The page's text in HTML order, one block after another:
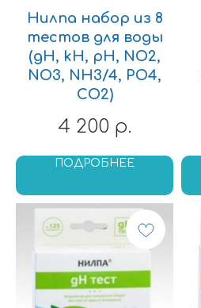
Нилпа набор из 8
тестов для воды
(gH, kH, pH, NO2,
NO3, NH3/4, PO4,
СО2)
4 200 р.
ПОДРОБНЕЕ